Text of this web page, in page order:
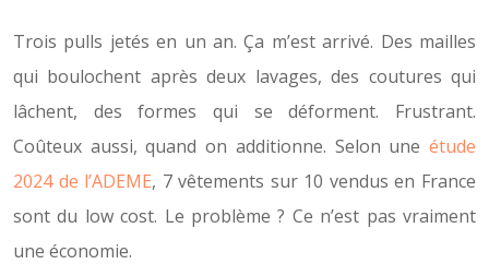
Trois pulls jetés en un an. Ça m’est arrivé. Des mailles
qui boulochent après deux lavages, des coutures qui
lâchent, des formes qui se déforment. Frustrant.
Coûteux aussi, quand on additionne. Selon une étude
2024 de l’ADEME, 7 vêtements sur 10 vendus en France
sont du low cost. Le problème ? Ce n’est pas vraiment
une économie.